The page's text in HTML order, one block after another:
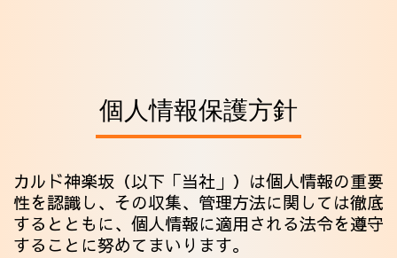
個人情報保護方針
カルド神楽坂（以下「当社」）は個人情報の重要
性を認識し、その収集、管理方法に関しては徹底
するとともに、個人情報に適用される法令を遵守
することに努めてまいります。